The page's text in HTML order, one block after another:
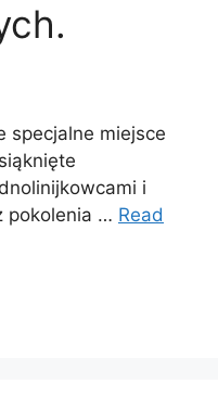
specjalne miejsce
i
pokolenia … Read